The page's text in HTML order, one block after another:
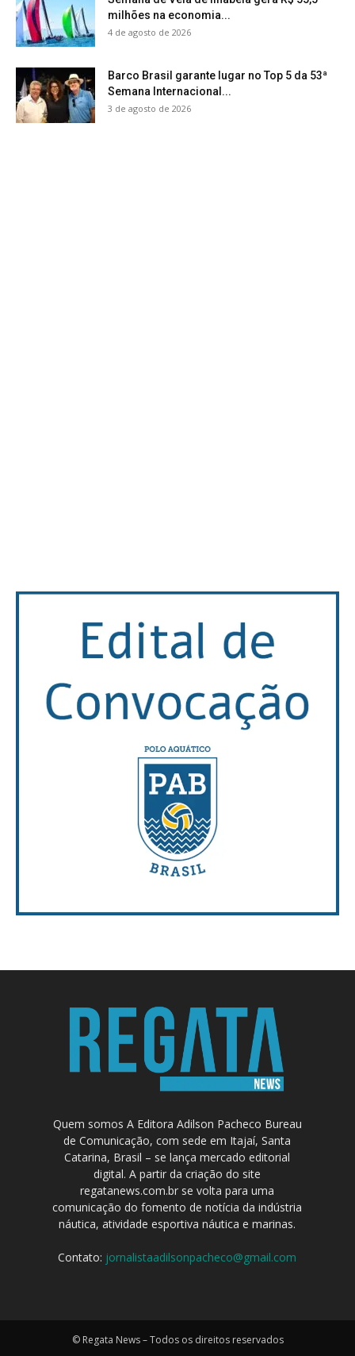
milhões na economia...
4 de agosto de 2026
Barco Brasil garante lugar no Top 5 da 53ª
Semana Internacional...
3 de agosto de 2026
Quem somos A Editora Adilson Pacheco Bureau
de Comunicação, com sede em Itajaí, Santa
Catarina, Brasil – se lança mercado editorial
digital. A partir da criação do site
regatanews.com.br se volta para uma
comunicação do fomento de notícia da indústria
náutica, atividade esportiva náutica e marinas.
Contato: jornalistaadilsonpacheco@gmail.com
© Regata News – Todos os direitos reservados